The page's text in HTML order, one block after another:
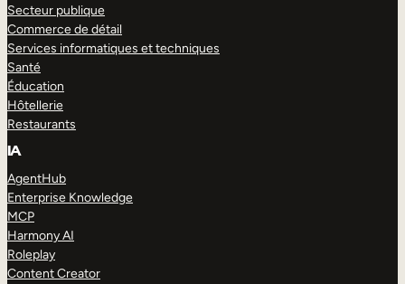
Secteur publique
Commerce de détail
Services informatiques et techniques
Santé
Éducation
Hôtellerie
Restaurants
IA
AgentHub
Enterprise Knowledge
MCP
Harmony AI
Roleplay
Content Creator